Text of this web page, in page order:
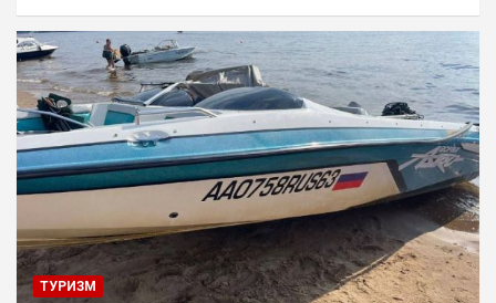
ТУРИЗМ